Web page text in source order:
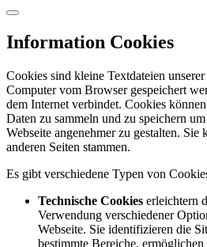
Information Cookies
Cookies sind kleine Textdateien
Computer vom Browser gespeichert
dem Internet verbindet. Cookies
Daten zu sammeln und zu speichern
Webseite angenehmer zu gestalten. Sie
anderen Seiten stammen.
Es gibt verschiedene Typen von
Technische Cookies erleichtern
Verwendung verschiedener
Webseite. Sie identifizieren die
bestimmte Bereiche,